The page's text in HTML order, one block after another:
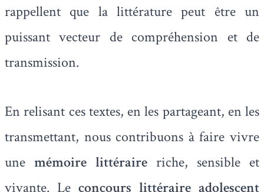
rappellent que la littérature peut être un
puissant vecteur de compréhension et de
transmission.
En relisant ces textes, en les partageant, en les
transmettant, nous contribuons à faire vivre
une mémoire littéraire riche, sensible et
vivante. Le concours littéraire adolescent